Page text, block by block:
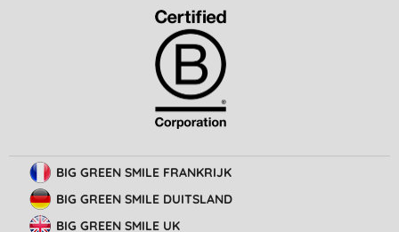
BIG GREEN SMILE FRANKRIJK
BIG GREEN SMILE DUITSLAND
BIG GREEN SMILE UK